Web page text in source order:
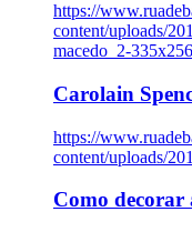
https://
content/uploads/
macedo_2-
Carolain
https://
content/uploads/
Como